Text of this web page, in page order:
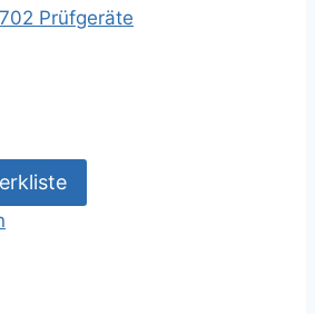
Prüfgeräte